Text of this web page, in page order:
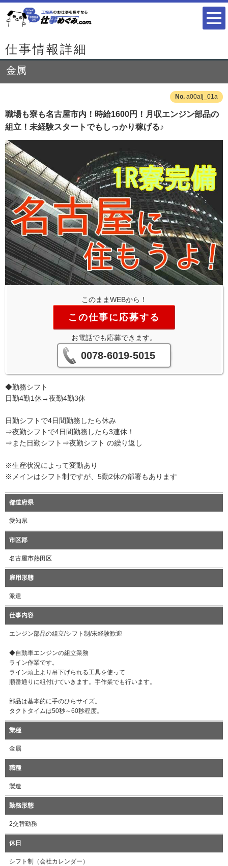
仕事情報詳細
金属
a00alj_01a
職場も寮も名古屋市内！時給1600円！月収エンジン部品の
組立！未経験スタートでもしっかり稼げる♪
このままWEBから！
この仕事に応募する
お電話でも応募できます。
0078-6019-5015
◆勤務シフト
日勤4勤1休→夜勤4勤3休
日勤シフトで4日間勤務したら休み
⇒夜勤シフトで4日間勤務したら3連休！
⇒また日勤シフト⇒夜勤シフト の繰り返し
※生産状況によって変動あり
※メインはシフト制ですが、5勤2休の部署もあります
都道府県
愛知県
市区郡
名古屋市熱田区
雇用形態
派遣
仕事内容
エンジン部品の組立/シフト制/未経験歓迎
◆自動車エンジンの組立業務
ライン作業です。
ライン頭上より吊下げられる工具を使って
順番通りに組付けていきます。手作業でも行います。
部品は基本的に手のひらサイズ。
タクトタイムは50秒～60秒程度。
業種
金属
職種
製造
勤務形態
2交替勤務
休日
シフト制（会社カレンダー）